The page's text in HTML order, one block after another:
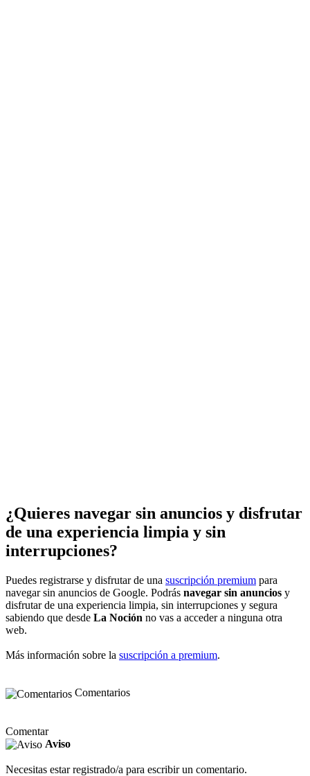
¿Quieres navegar sin anuncios y disfrutar
de una experiencia limpia y sin
interrupciones?
Puedes registrarse y disfrutar de una suscripción premium para
navegar sin anuncios de Google. Podrás navegar sin anuncios y
disfrutar de una experiencia limpia, sin interrupciones y segura
sabiendo que desde La Noción no vas a acceder a ninguna otra
web.
Más información sobre la suscripción a premium.
Comentarios
Comentar
Aviso
Necesitas estar registrado/a para escribir un comentario.